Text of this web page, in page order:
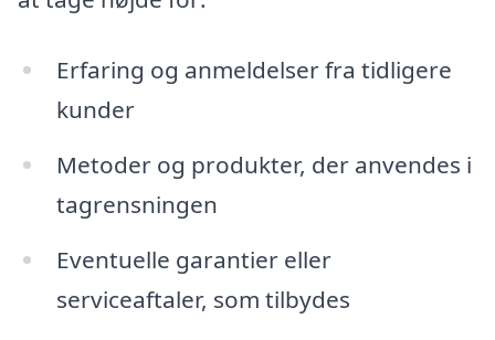
Erfaring og anmeldelser fra tidligere
kunder
Metoder og produkter, der anvendes i
tagrensningen
Eventuelle garantier eller
serviceaftaler, som tilbydes